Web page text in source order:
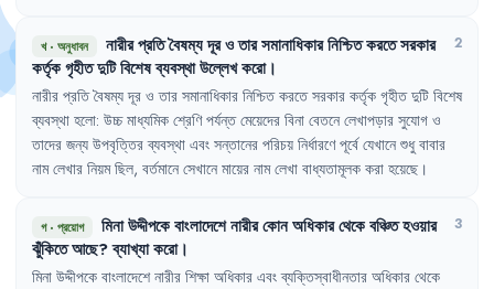
খ· অনুধাবন নারীরপ্রতিবৈষম্যদূরওতারসমানাধিকারনিশ্চিতকরতেসরকার
কর্তৃকগৃহীতদুটিবিশেষব্যবস্থাউল্লেখকরো।
2
নারীর প্রতি বৈষম্য দূর ও তার সমানাধিকার নিশ্চিত করতে সরকার কর্তৃক গৃহীত দুটি বিশেষ
ব্যবস্থা হলো: উচ্চ মাধ্যমিক শ্রেণি পর্যন্ত মেয়েদের বিনা বেতনে লেখাপড়ার সুযোগ ও
তাদের জন্য উপবৃত্তির ব্যবস্থা এবং সন্তানের পরিচয় নির্ধারণে পূর্বে যেখানে শুধু বাবার
নাম লেখার নিয়ম ছিল, বর্তমানে সেখানে মায়ের নাম লেখা বাধ্যতামূলক করা হয়েছে ।
গ· প্রয়োগ মিনাউদ্দীপকেবাংলাদেশেনারীরকোনঅধিকারথেকেবঞ্চিতহওয়ার
ঝুঁকিতেআছে?ব্যাখ্যাকরো।
3
মিনা উদ্দীপকে বাংলাদেশে নারীর শিক্ষা অধিকার এবং ব্যক্তিস্বাধীনতার অধিকার থেকে